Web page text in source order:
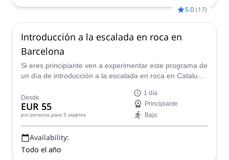
5.0 (17)
Introducción a la escalada en roca en
Barcelona
Si eres principiante ven a experimentar este programa de
un día de introducción a la escalada en roca en Cataluña
Desde
EUR 55
por persona para 5 viajeros
1 día
Principiante
Bajo
Availability:
Todo el año